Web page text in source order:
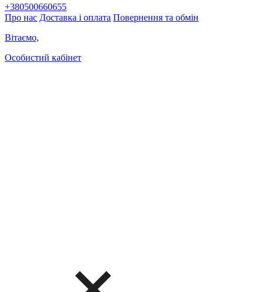
+380500660655
Про нас Доставка і оплата Повернення та обмін
Вітаємо,
Особистий кабінет